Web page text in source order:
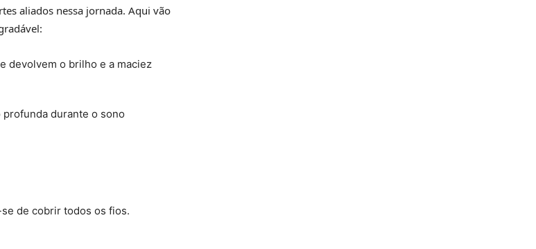
aliados nessa jornada. Aqui vão
devolvem o brilho e a maciez
durante o sono
de cobrir todos os fios.